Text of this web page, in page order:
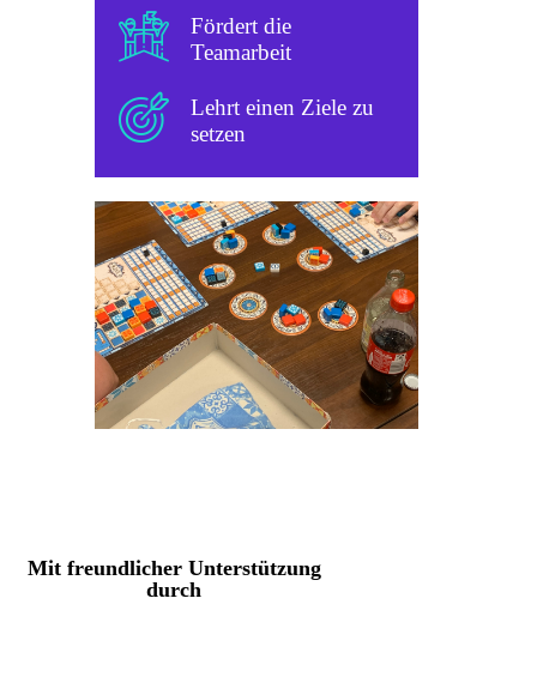
Fördert die
Teamarbeit
Lehrt einen Ziele zu
setzen
Mit freundlicher Unterstützung
durch